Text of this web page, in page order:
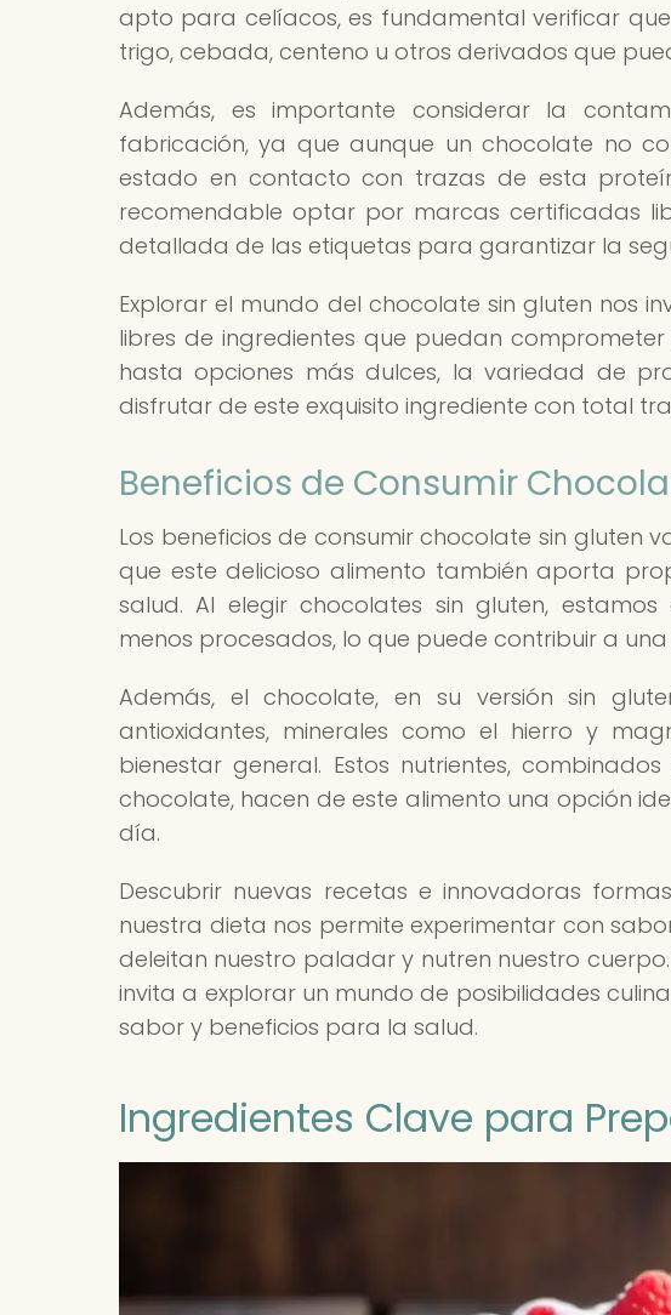
apto para celíacos, es fundamental verificar
trigo, cebada, centeno u otros derivados que
Además, es importante considerar la
fabricación, ya que aunque un chocolate no
estado en contacto con trazas de esta
recomendable optar por marcas certificadas
detallada de las etiquetas para garantizar la
Explorar el mundo del chocolate sin gluten nos
libres de ingredientes que puedan
hasta opciones más dulces, la variedad de
disfrutar de este exquisito ingrediente con total
Beneficios de Consumir
Los beneficios de consumir chocolate sin gluten
que este delicioso alimento también aporta
salud. Al elegir chocolates sin gluten,
menos procesados, lo que puede contribuir a
Además, el chocolate, en su versión sin
antioxidantes, minerales como el hierro y
bienestar general. Estos nutrientes,
chocolate, hacen de este alimento una opción
día.
Descubrir nuevas recetas e innovadoras
nuestra dieta nos permite experimentar con
deleitan nuestro paladar y nutren nuestro
invita a explorar un mundo de posibilidades
sabor y beneficios para la salud.
Ingredientes Clave para